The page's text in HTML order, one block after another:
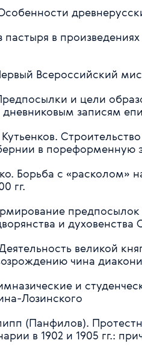
в
Всероссийский
и цели
записям
в пореформенную
Борьба с «расколом»
гг.
предпосылок
и духовенства
великой
чина
и
Лозинского
(Панфилов).
в 1902 и 1905 гг.: